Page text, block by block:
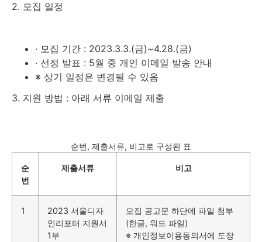
2. 모집 일정
· 모집 기간 : 2023.3.3.(금)~4.28.(금)
· 선정 발표 : 5월 중 개인 이메일 발송 안내
※ 상기 일정은 변경될 수 있음
3. 지원 방법 : 아래 서류 이메일 제출
순번, 제출서류, 비고로 구성된 표
순
번
제출서류 비고
1
2023 서울디자
인리포터 지원서
1부
모집 공고문 하단에 파일 첨부
(한글, 워드 파일)
※ 개인정보이용동의서에 도장